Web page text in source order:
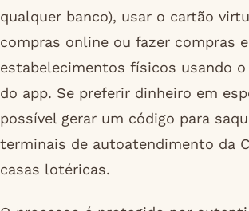
qualquer banco), usar o cartão
compras online ou fazer compras
estabelecimentos físicos usando o
do app. Se preferir dinheiro em
possível gerar um código para
terminais de autoatendimento da
casas lotéricas.